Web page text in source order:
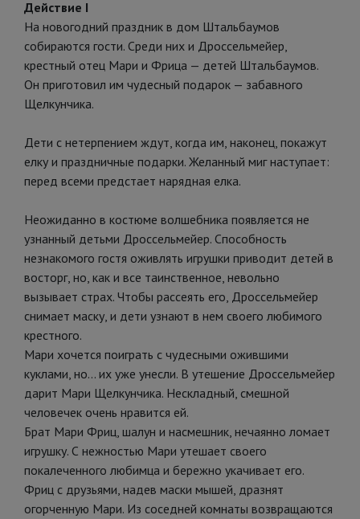
Действие I
На новогодний праздник в дом Штальбаумов
собираются гости. Среди них и Дроссельмейер,
крестный отец Мари и Фрица — детей Штальбаумов.
Он приготовил им чудесный подарок — забавного
Щелкунчика.
Дети с нетерпением ждут, когда им, наконец, покажут
елку и праздничные подарки. Желанный миг наступает:
перед всеми предстает нарядная елка.
Неожиданно в костюме волшебника появляется не
узнанный детьми Дроссельмейер. Способность
незнакомого гостя оживлять игрушки приводит детей в
восторг, но, как и все таинственное, невольно
вызывает страх. Чтобы рассеять его, Дроссельмейер
снимает маску, и дети узнают в нем своего любимого
крестного.
Мари хочется поиграть с чудесными ожившими
куклами, но... их уже унесли. В утешение Дроссельмейер
дарит Мари Щелкунчика. Нескладный, смешной
человечек очень нравится ей.
Брат Мари Фриц, шалун и насмешник, нечаянно ломает
игрушку. С нежностью Мари утешает своего
покалеченного любимца и бережно укачивает его.
Фриц с друзьями, надев маски мышей, дразнят
огорченную Мари. Из соседней комнаты возвращаются